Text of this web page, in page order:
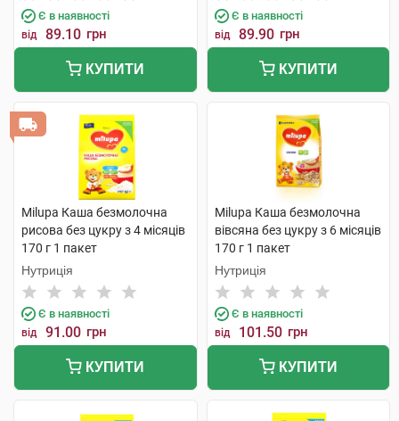
Є в наявності
від 89.10 грн
КУПИТИ
Є в наявності
від 89.90 грн
КУПИТИ
Milupa Каша безмолочна
рисова без цукру з 4 місяців
170 г 1 пакет
Нутриція
Є в наявності
від 91.00 грн
КУПИТИ
Milupa Каша безмолочна
вівсяна без цукру з 6 місяців
170 г 1 пакет
Нутриція
Є в наявності
від 101.50 грн
КУПИТИ